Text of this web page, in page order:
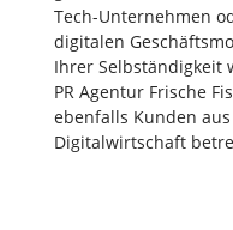
Tech-Unternehmen
digitalen
Ihrer Selbständigkeit
PR Agentur Frische
ebenfalls Kunden
Digitalwirtschaft